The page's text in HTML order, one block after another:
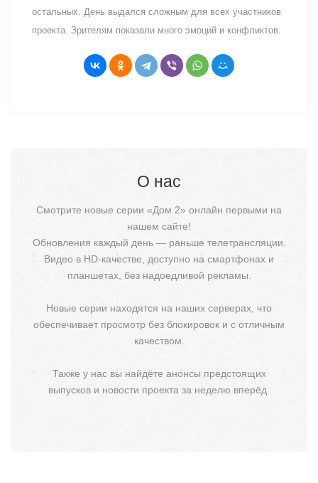
остальных. День выдался сложным для всех участников
проекта. Зрителям показали много эмоций и конфликтов.
О нас
Смотрите новые серии «Дом 2» онлайн первыми на
нашем сайте!
Обновления каждый день — раньше телетрансляции.
Видео в HD-качестве, доступно на смартфонах и
планшетах, без надоедливой рекламы.
Новые серии находятся на наших серверах, что
обеспечивает просмотр без блокировок и с отличным
качеством.
Также у нас вы найдёте анонсы предстоящих
выпусков и новости проекта за неделю вперёд.